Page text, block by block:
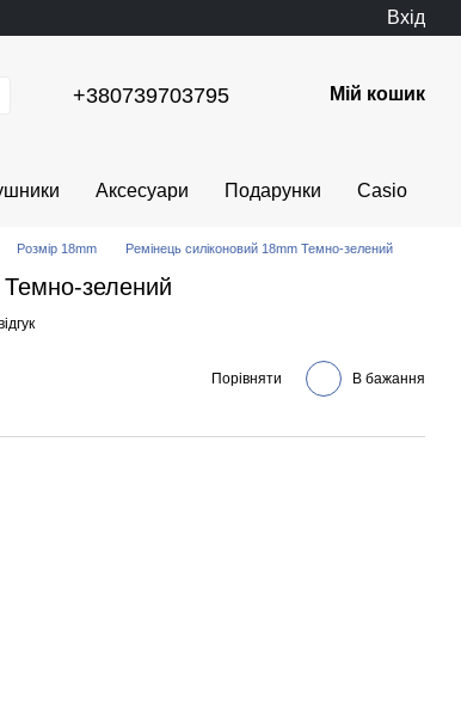
Вхід
+380739703795 Мій кошик
Аксесуари Подарунки Casio
Розмір 18mm Ремінець силіконовий 18mm Темно-зелений
Темно-зелений
Порівняти В бажання